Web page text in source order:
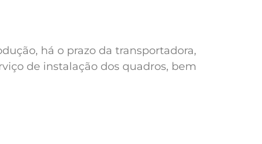
há o prazo da transportadora,
de instalação dos quadros, bem